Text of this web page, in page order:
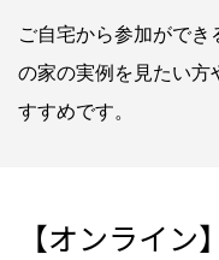
ご自宅から参加ができ
の家の実例を見たい方
すすめです。
【オンライ